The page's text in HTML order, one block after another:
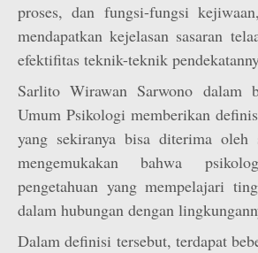
proses, dan fungsi-fungsi
mendapatkan kejelasan sasaran
efektifitas teknik-teknik
Sarlito Wirawan Sarwono dalam
Umum Psikologi memberikan
yang sekiranya bisa diterima
mengemukakan bahwa
pengetahuan yang mempelajari
dalam hubungan dengan
Dalam definisi tersebut, terdapat